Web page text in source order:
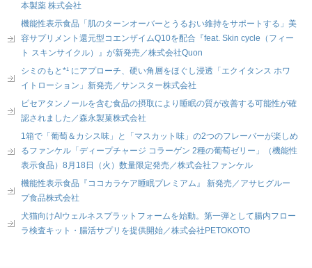
本製薬 株式会社
機能性表示食品「肌のターンオーバーとうるおい維持をサポートする」美
容サプリメント還元型コエンザイムQ10を配合『feat. Skin cycle（フィー
ト スキンサイクル）』が新発売／株式会社Quon
シミのもと*¹ にアプローチ、硬い角層をほぐし浸透「エクイタンス ホワ
イトローション」新発売／サンスター株式会社
ピセアタンノールを含む食品の摂取により睡眠の質が改善する可能性が確
認されました／森永製菓株式会社
1箱で「葡萄＆カシス味」と「マスカット味」の2つのフレーバーが楽しめ
るファンケル「ディープチャージ コラーゲン 2種の葡萄ゼリー」（機能性
表示食品）8月18日（火）数量限定発売／株式会社ファンケル
機能性表示食品『ココカラケア睡眠プレミアム』 新発売／アサヒグルー
プ食品株式会社
犬猫向けAIウェルネスプラットフォームを始動。第一弾として腸内フロー
ラ検査キット・腸活サプリを提供開始／株式会社PETOKOTO